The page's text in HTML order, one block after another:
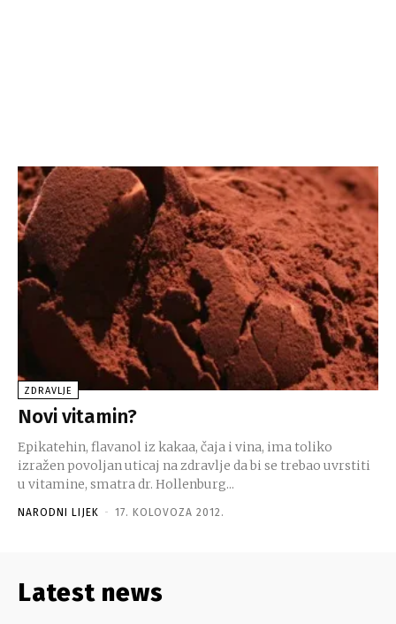
ZDRAVLJE
Novi vitamin?
Epikatehin, flavanol iz kakaa, čaja i vina, ima toliko
izražen povoljan uticaj na zdravlje da bi se trebao uvrstiti
u vitamine, smatra dr. Hollenburg...
NARODNI LIJEK - 17. KOLOVOZA 2012.
Latest news